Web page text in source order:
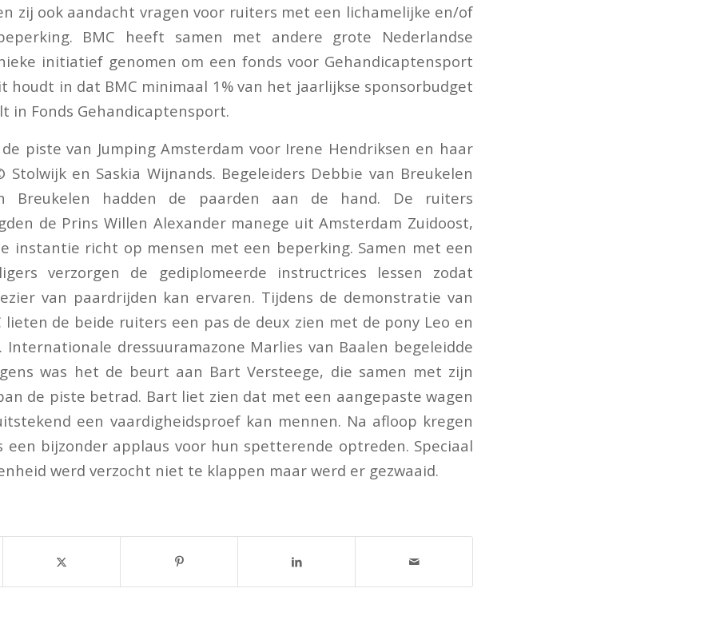
zij ook aandacht vragen voor ruiters met een lichamelijke en/of
BMC heeft samen met andere grote Nederlandse
initiatief genomen om een fonds voor Gehandicaptensport
houdt in dat BMC minimaal 1% van het jaarlijkse sponsorbudget
in Fonds Gehandicaptensport.
piste van Jumping Amsterdam voor Irene Hendriksen en haar
Stolwijk en Saskia Wijnands. Begeleiders Debbie van Breukelen
Breukelen hadden de paarden aan de hand. De ruiters
de Prins Willen Alexander manege uit Amsterdam Zuidoost,
instantie richt op mensen met een beperking. Samen met een
verzorgen de gediplomeerde instructrices lessen zodat
van paardrijden kan ervaren. Tijdens de demonstratie van
lieten de beide ruiters een pas de deux zien met de pony Leo en
Internationale dressuuramazone Marlies van Baalen begeleidde
was het de beurt aan Bart Versteege, die samen met zijn
de piste betrad. Bart liet zien dat met een aangepaste wagen
een vaardigheidsproef kan mennen. Na afloop kregen
een bijzonder applaus voor hun spetterende optreden. Speciaal
werd verzocht niet te klappen maar werd er gezwaaid.